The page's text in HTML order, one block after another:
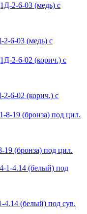
6-03 (медь) с
6-02 (корич.) с
(бронза) под цил.
4.14 (белый) под сув.